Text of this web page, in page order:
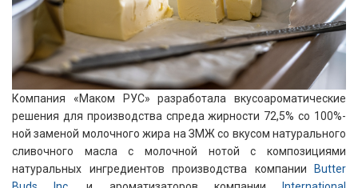
Компания «Маком РУС» разработала вкусоароматические
решения для производства спреда жирности 72,5% со 100%-
ной заменой молочного жира на ЗМЖ со вкусом натурального
сливочного масла с молочной нотой с композициями
натуральных ингредиентов производства компании
Butter